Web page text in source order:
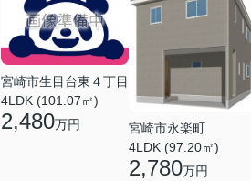
宮崎市生目台東４丁目
4LDK (101.07㎡)
2,480万円
宮崎市永楽町
4LDK (97.20㎡)
2,780万円